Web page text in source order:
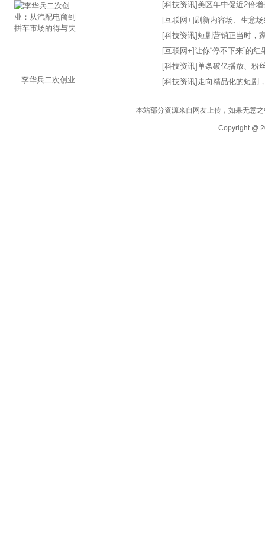
李华兵二次创业
[科技资讯] 美区年中促近2倍
[互联网+] 刷新内容场、生意
[科技资讯]短剧营销正当时，
[互联网+]让你“停不下来”的
[科技资讯]单条破亿播放、粉
[科技资讯] 走向精品化的短剧
本站部分资源来自网友上传，如果无意
Copyright @